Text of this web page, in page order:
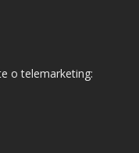
o telemarketing: